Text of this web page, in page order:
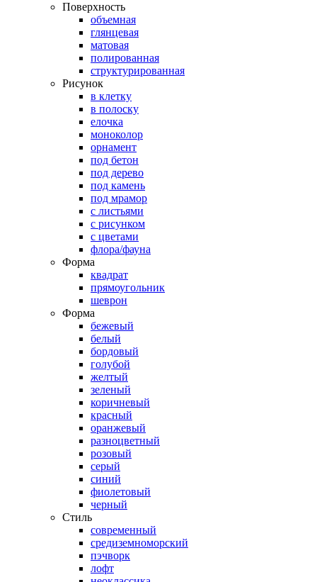
Поверхность
объемная
глянцевая
матовая
полированная
структурированная
Рисунок
в клетку
в полоску
елочка
моноколор
орнамент
под бетон
под дерево
под камень
под мрамор
с листьями
с рисунком
с цветами
флора/фауна
Форма
квадрат
прямоугольник
шеврон
Форма
бежевый
белый
бордовый
голубой
желтый
зеленый
коричневый
красный
оранжевый
разноцветный
розовый
серый
синий
фиолетовый
черный
Стиль
современный
средиземноморский
пэчворк
лофт